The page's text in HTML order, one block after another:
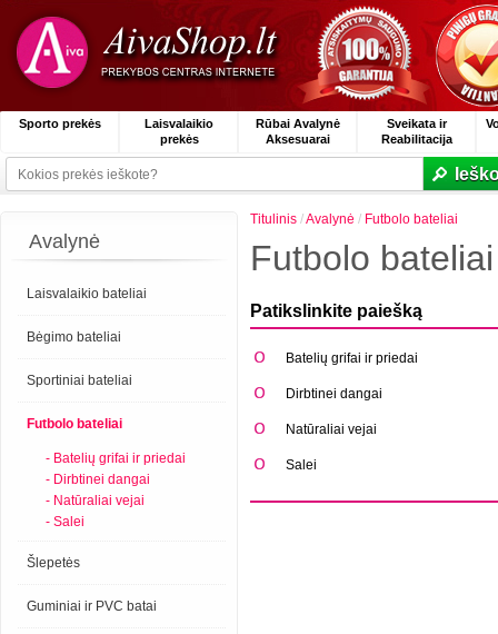
Sporto prekės
Laisvalaikio
prekės
Rūbai Avalynė
Aksesuarai
Sveikata ir
Reabilitacija
Avalynė
Laisvalaikio bateliai
Bėgimo bateliai
Sportiniai bateliai
Futbolo bateliai
- Batelių grifai ir priedai
- Dirbtinei dangai
- Natūraliai vejai
- Salei
Šlepetės
Guminiai ir PVC batai
Titulinis /Avalynė / Futbolo bateliai
Futbolo bateliai
Patikslinkite paiešką
Batelių grifai ir priedai
Dirbtinei dangai
Natūraliai vejai
Salei